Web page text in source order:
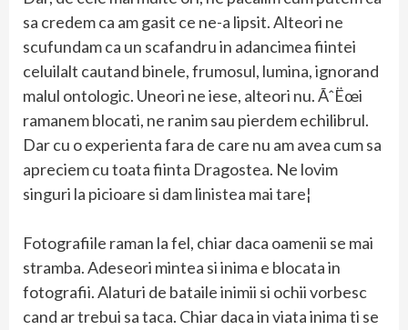
sa credem ca am gasit ce ne-a lipsit. Alteori ne
scufundam ca un scafandru in adancimea fiintei
celuilalt cautand binele, frumosul, lumina, ignorand
malul ontologic. Uneori ne iese, alteori nu. ÃˆËœi
ramanem blocati, ne ranim sau pierdem echilibrul.
Dar cu o experienta fara de care nu am avea cum sa
apreciem cu toata fiinta Dragostea. Ne lovim
singuri la picioare si dam linistea mai tare¦
Fotografiile raman la fel, chiar daca oamenii se mai
stramba. Adeseori mintea si inima e blocata in
fotografii. Alaturi de bataile inimii si ochii vorbesc
cand ar trebui sa taca. Chiar daca in viata inima ti se